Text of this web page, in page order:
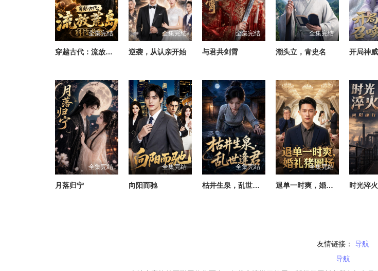
全集完结
穿越古代：流放荒岛科技求生
全集完结
逆袭，从认亲开始
全集完结
与君共剑霄
全集完结
潮头立，青史名
全集完结
月落归宁
全集完结
向阳而驰
全集完结
枯井生泉，乱世逢君
全集完结
退单一时爽，婚礼猪圈场
友情链接：
导航
导航